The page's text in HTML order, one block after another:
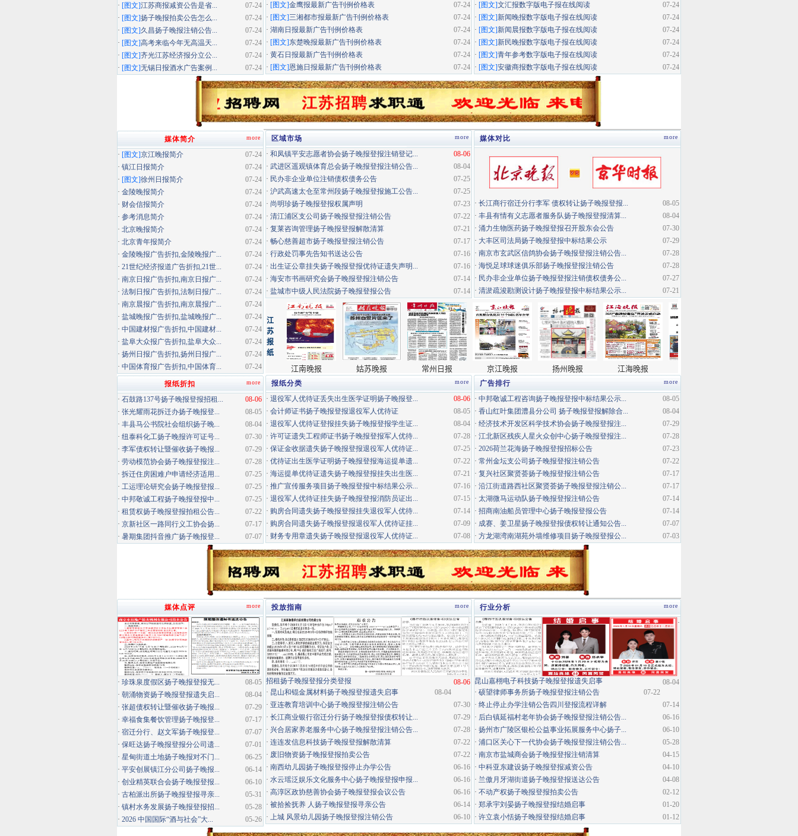
07-24
· [图文]金鹰报最新广告刊例价格表
07-24
· [图文]三湘都市报最新广告刊例价格表
07-24
· 湖南日报最新广告刊例价格表
07-24
· [图文]东楚晚报最新广告刊例价格表
07-24
· 黄石日报最新广告刊例价格表
07-24
· [图文]恩施日报最新广告刊例价格表
07-24
· [图文]文汇报数字版电子报在线阅读
07-24
· [图文]新闻晚报数字版电子报在线阅读
07-24
· [图文]新闻晨报数字版电子报在线阅读
07-24
· [图文]新民晚报数字版电子报在线阅读
07-24
· [图文]青年参考数字版电子报在线阅读
07-24
· [图文]安徽商报数字版电子报在线阅读
07-24
· [图文]江苏商报减资公告是省...
07-24
· [图文]扬子晚报拍卖公告怎么...
07-24
· [图文]久昌扬子晚报注销公告...
07-24
· [图文]高考来临今年无高温天...
07-24
· [图文]齐光江苏经济报分立公...
07-24
· [图文]无锡日报酒水广告案例...
more
区域市场 more
媒体对比
08-06
· 和凤镇平安志愿者协会扬子晚报登报注销登记...
08-04
· 武进区遥观镇体育总会扬子晚报登报注销公告...
07-25
· 民办非企业单位注销债权债务公告
07-25
· 沪武高速太仓至常州段扬子晚报登报施工公告...
07-23
· 尚明珍扬子晚报登报权属声明
07-22
· 清江浦区支公司扬子晚报登报注销公告
07-21
· 复莱咨询管理扬子晚报登报解散清算
07-17
· 畅心慈善超市扬子晚报登报注销公告
07-16
· 行政处罚事先告知书送达公告
07-16
· 出生证公章挂失扬子晚报登报优待证遗失声明...
07-14
· 海安市书画研究会扬子晚报登报注销公告
07-14
· 盐城市中级人民法院扬子晚报登报公告
08-05
· 长江商行宿迁分行李军 债权转让扬子晚报登报...
08-04
· 丰县有情有义志愿者服务队扬子晚报登报清算...
07-30
· 涌力生物医药扬子晚报登报召开股东会公告
07-29
· 大丰区司法局扬子晚报登报中标结果公示
07-28
· 南京市玄武区信鸽协会扬子晚报登报注销公告...
07-28
· 海悦足球球迷俱乐部扬子晚报登报注销公告
07-27
· 民办非企业单位扬子晚报登报注销债权债务公...
07-21
· 清淤疏浚勘测设计扬子晚报登报中标结果公示...
more
报纸分类 more
广告排行
08-06
· 退役军人优待证丢失出生医学证明扬子晚报登...
08-05
· 会计师证书扬子晚报登报退役军人优待证
08-04
· 退役军人优待证登报挂失扬子晚报登报学生证...
07-28
· 许可证遗失工程师证书扬子晚报登报军人优待...
07-25
· 保证金收据遗失扬子晚报登报退役军人优待证...
07-22
· 优待证出生医学证明扬子晚报登报海运提单遗...
07-21
· 海运提单优待证遗失扬子晚报登报挂失出生医...
07-16
· 推广宣传服务项目扬子晚报登报中标结果公示...
07-15
· 退役军人优待证挂失扬子晚报登报消防员证出...
07-14
· 购房合同遗失扬子晚报登报挂失退役军人优待...
07-09
· 购房合同遗失扬子晚报登报退役军人优待证挂...
07-08
· 财务专用章遗失扬子晚报登报退役军人优待证...
08-05
· 中邦敬诚工程咨询扬子晚报登报中标结果公示...
08-04
· 香山红叶集团澧县分公司 扬子晚报登报解除合...
07-29
· 经济技术开发区科学技术协会扬子晚报登报注...
07-28
· 江北新区残疾人星火众创中心扬子晚报登报注...
07-23
· 2026荷兰花海扬子晚报登报招标公告
07-22
· 常州金坛支公司扬子晚报登报注销公告
07-17
· 复兴社区聚贤荟扬子晚报登报注销公告
07-17
· 沿江街道路西社区聚贤荟扬子晚报登报注销公...
07-14
· 太湖微马运动队扬子晚报登报注销公告
07-14
· 招商南油船员管理中心扬子晚报登报公告
07-07
· 成赛、姜卫星扬子晚报登报债权转让通知公告...
07-03
· 方龙湖湾南湖苑外墙维修项目扬子晚报登报公...
more
媒体简介
07-24
· [图文]京江晚报简介
07-24
· 镇江日报简介
07-24
· [图文]徐州日报简介
07-24
· 金陵晚报简介
07-24
· 财会信报简介
07-24
· 参考消息简介
07-24
· 北京晚报简介
07-24
· 北京青年报简介
07-24
· 金陵晚报广告折扣,金陵晚报广...
07-24
· 21世纪经济报道广告折扣,21世...
07-24
· 南京日报广告折扣,南京日报广...
07-24
· 法制日报广告折扣,法制日报广...
07-24
· 南京晨报广告折扣,南京晨报广...
07-24
· 盐城晚报广告折扣,盐城晚报广...
07-24
· 中国建材报广告折扣,中国建材...
07-24
· 盐阜大众报广告折扣,盐阜大众...
07-24
· 扬州日报广告折扣,扬州日报广...
07-24
· 中国体育报广告折扣,中国体育...
more
报纸折扣
08-06
· 石鼓路137号扬子晚报登报招租...
08-05
· 张光耀雨花拆迁办扬子晚报登...
08-04
· 丰县马公书院社会组织扬子晚...
07-30
· 纽泰科化工扬子晚报许可证号...
07-29
· 李军债权转让暨催收扬子晚报...
07-28
· 劳动模范协会扬子晚报登报注...
07-25
· 拆迁住房困难户申请经济适用...
07-25
· 工运理论研究会扬子晚报登报...
07-25
· 中邦敬诚工程扬子晚报登报中...
07-22
· 租赁权扬子晚报登报拍租公告...
07-17
· 京新社区一路同行义工协会扬...
07-07
· 暑期集团抖音推广扬子晚报登...
more
投放指南 more
行业分析
08-06
·
招租扬子晚报登报分类登报
08-04
· 昆山和锟金属材料扬子晚报登报遗失启事
07-30
· 亚连教育培训中心扬子晚报登报注销公告
07-29
· 长江商业银行宿迁分行扬子晚报登报债权转让...
07-28
· 兴合居家养老服务中心扬子晚报登报注销公告...
07-22
· 连连发信息科技扬子晚报登报解散清算
07-22
· 废旧物资扬子晚报登报拍卖公告
06-16
· 南西幼儿园扬子晚报登报停止办学公告
06-16
· 水云瑶泛娱乐文化服务中心扬子晚报登报申报...
06-16
· 高淳区政协慈善协会扬子晚报登报会议公告
06-14
· 被拾捡抚养 人扬子晚报登报寻亲公告
06-10
· 上城 风景幼儿园扬子晚报登报注销公告
08-04
·
昆山嘉栩电子科技扬子晚报登报遗失启事
07-22
· 硕望律师事务所扬子晚报登报注销公告
07-14
· 终止停止办学注销公告四川登报流程详解
06-16
· 后白镇延福村老年协会扬子晚报登报注销公告...
06-10
· 扬州市广陵区银松公益事业拓展服务中心扬子...
05-28
· 浦口区关心下一代协会扬子晚报登报注销公告...
04-15
· 南京市盐城商会扬子晚报登报注销清算
04-10
· 中科亚东建设扬子晚报登报减资公告
04-08
· 兰傲月牙湖街道扬子晚报登报送达公告
02-12
· 不动产权扬子晚报登报拍卖公告
01-20
· 郑承宇刘晏扬子晚报登报结婚启事
01-12
· 许立袁小恬扬子晚报登报结婚启事
more
媒体点评
08-05
· 珍珠泉度假区扬子晚报登报无...
08-04
· 朝涌物资扬子晚报登报遗失启...
07-29
· 张超债权转让暨催收扬子晚报...
07-17
· 幸福食集餐饮管理扬子晚报登...
07-07
· 宿迁分行、赵文军扬子晚报登...
07-01
· 保旺达扬子晚报登报分公司遗...
06-25
· 星甸街道土地扬子晚报对不门...
06-14
· 平安创展镇江分公司扬子晚报...
06-10
· 创业精英联合会扬子晚报登报...
05-31
· 古柏派出所扬子晚报登报寻亲...
05-28
· 镇村水务发展扬子晚报登报招...
05-26
· 2026 中国国际“酒与社会”大...